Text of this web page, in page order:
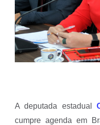
A deputada estadual
cumpre agenda em